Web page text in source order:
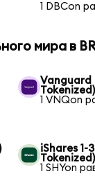
1 DBCon
мира в
Vanguard
1 VNQon
iShares 1-
1 SHYon